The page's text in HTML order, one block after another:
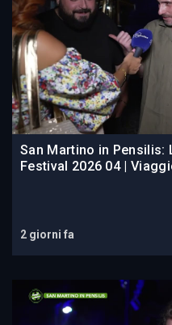
San Martino in Pensilis:
Festival 2026 04 |
2 giorni fa